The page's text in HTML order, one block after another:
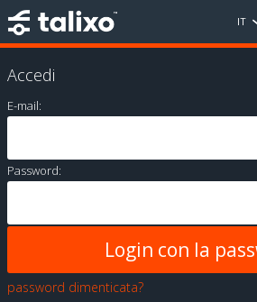
IT
Accedi
E-mail:
Password:
password dimenticata?